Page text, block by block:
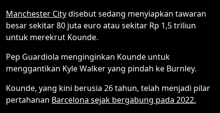
Manchester Citydisebut sedang menyiapkan tawaran
besar sekitar 80 juta euro atau sekitar Rp 1,5 triliun
untuk merekrut Kounde.
Pep Guardiola menginginkan Kounde untuk
menggantikan Kyle Walker yang pindah ke Burnley.
Kounde, yang kini berusia 26 tahun, telah menjadi pilar
pertahanan Barcelona sejak bergabung pada 2022.